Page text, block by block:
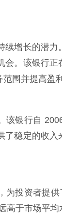
续增长的潜
。该银行
围并提高盈
该银行自
稳定的收
为投资者提
高于市场平